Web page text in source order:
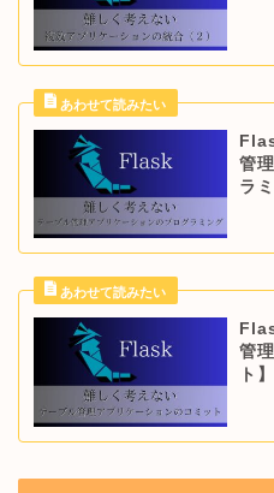
管
ラ
管
ト】